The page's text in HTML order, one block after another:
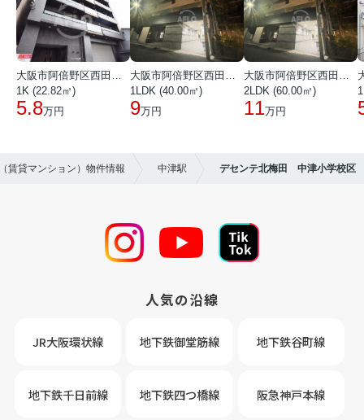
1K (22.82㎡)
5.8万円
1LDK (40.00㎡)
9万円
2LDK (60.00㎡)
11万円
賃貸マンション）物件情報 中津駅 デセンテ北梅田 中津小学校区
人気の沿線
JR大阪環状線 地下鉄御堂筋線 地下鉄谷町線
地下鉄千日前線 地下鉄四つ橋線 阪急神戸本線